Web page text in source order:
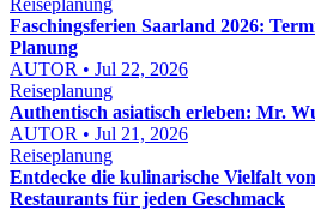
Reiseplanung
Faschingsferien Saarland 2026:
Planung
AUTOR • Jul 22, 2026
Reiseplanung
Authentisch asiatisch erleben: Mr.
AUTOR • Jul 21, 2026
Reiseplanung
Entdecke die kulinarische Vielfalt
Restaurants für jeden Geschmack